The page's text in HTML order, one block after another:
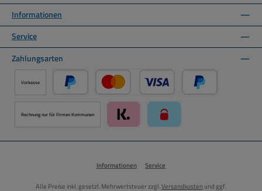
Informationen
Service
Zahlungsarten
Vorkasse
PayPal Kredit- oder Debitkarte über PayPal
Rechnung nur für Firmen Kommunen
Informationen Service
Alle Preise inkl. gesetzl. Mehrwertsteuer zzgl.Versandkosten und ggf.